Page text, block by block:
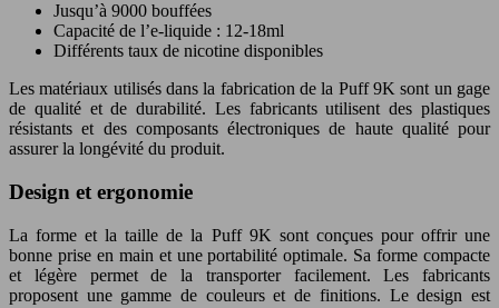
Jusqu’à 9000 bouffées
Capacité de l’e-liquide : 12-18ml
Différents taux de nicotine disponibles
Les matériaux utilisés dans la fabrication de la Puff 9K sont un gage
de qualité et de durabilité. Les fabricants utilisent des plastiques
résistants et des composants électroniques de haute qualité pour
assurer la longévité du produit.
Design et ergonomie
La forme et la taille de la Puff 9K sont conçues pour offrir une
bonne prise en main et une portabilité optimale. Sa forme compacte
et légère permet de la transporter facilement. Les fabricants
proposent une gamme de couleurs et de finitions. Le design est